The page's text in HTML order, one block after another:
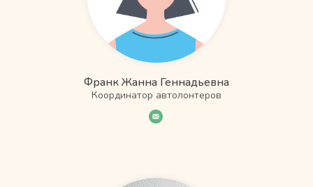
Франк Жанна Геннадьевна
Координатор автолонтеров